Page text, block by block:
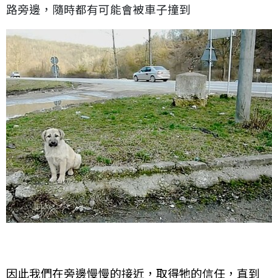
路旁邊，隨時都有可能會被車子撞到
因此我們在旁邊慢慢的接近，取得牠的信任，直到